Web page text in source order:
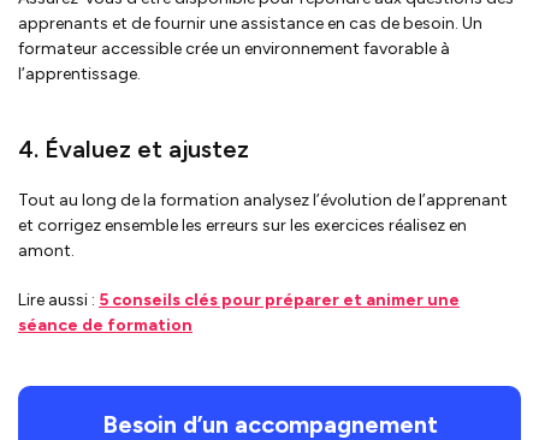
apprenants et de fournir une assistance en cas de besoin. Un
formateur accessible crée un environnement favorable à
l’apprentissage.
4. Évaluez et ajustez
Tout au long de la formation analysez l’évolution de l’apprenant
et corrigez ensemble les erreurs sur les exercices réalisez en
amont.
Lire aussi : 5 conseils clés pour préparer et animer une
séance de formation
Besoin d’un accompagnement